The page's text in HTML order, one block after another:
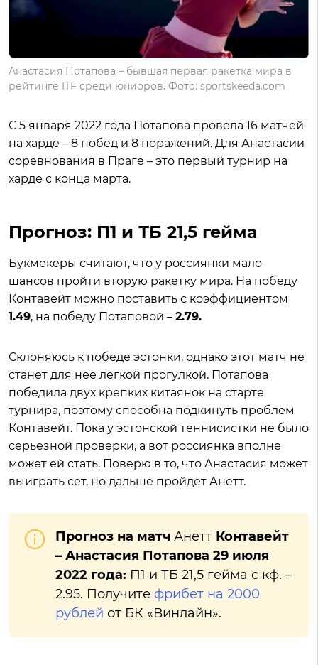
Анастасия Потапова – бывшая первая ракетка мира в
рейтинге ITF среди юниоров. Фото: sportskeeda.com
С 5 января 2022 года Потапова провела 16 матчей
на харде – 8 побед и 8 поражений. Для Анастасии
соревнования в Праге – это первый турнир на
харде с конца марта.
Прогноз: П1 и ТБ 21,5 гейма
Букмекеры считают, что у россиянки мало
шансов пройти вторую ракетку мира. На победу
Контавейт можно поставить с коэффициентом
1.49, на победу Потаповой – 2.79.
Склоняюсь к победе эстонки, однако этот матч не
станет для нее легкой прогулкой. Потапова
победила двух крепких китаянок на старте
турнира, поэтому способна подкинуть проблем
Контавейт. Пока у эстонской теннисистки не было
серьезной проверки, а вот россиянка вполне
может ей стать. Поверю в то, что Анастасия может
выиграть сет, но дальше пройдет Анетт.
Прогноз на матч Анетт Контавейт
– Анастасия Потапова 29 июля
2022 года: П1 и ТБ 21,5 гейма с кф. –
2.95. Получите фрибет на 2000
рублей от БК «Винлайн».